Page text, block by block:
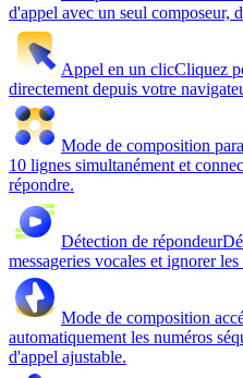
d'appel avec un seul composeur,
Appel en un clicCliquez
directement depuis votre
Mode de composition
10 lignes simultanément et
répondre.
Détection de répondeur
messageries vocales et ignorer les
Mode de composition
automatiquement les numéros
d'appel ajustable.